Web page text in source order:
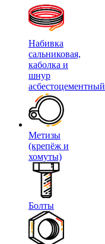
Набивка
сальниковая,
каболка и
шнур
асбестоцементный
Метизы
(крепёж и
хомуты)
Болты